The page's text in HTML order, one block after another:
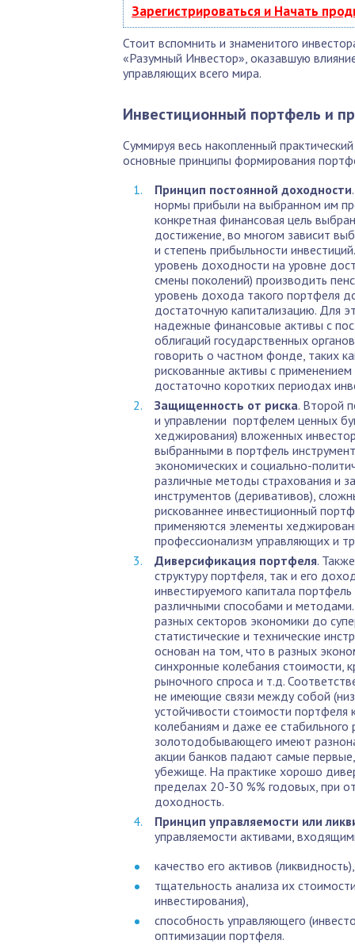
Зарегистрироваться и Начать
Стоит вспомнить и знаменитого
«Разумный Инвестор», оказавшую
управляющих всего мира.
Инвестиционный портфель и
Суммируя весь накопленный
основные принципы формирования
Принцип постоянной доходности
нормы прибыли на выбранном им
конкретная финансовая цель
достижение, во многом зависит
и степень прибыльности
уровень доходности на уровне
смены поколений) производить
уровень дохода такого портфеля
достаточную капитализацию. Для
надежные финансовые активы с
облигаций государственных
говорить о частном фонде, таких
рискованные активы с
достаточно коротких периодах
Защищенность от риска. Второй
и управлении портфелем ценных
хеджирования) вложенных
выбранными в портфель
экономических и социально-
различные методы страхования и
инструментов (деривативов),
рискованнее инвестиционный
применяются элементы
профессионализм управляющих и
Диверсификация портфеля.
структуру портфеля, так и его
инвестируемого капитала
различными способами и
разных секторов экономики до
статистические и технические
основан на том, что в разных
синхронные колебания стоимости,
рыночного спроса и т.д.
не имеющие связи между собой
устойчивости стоимости
колебаниям и даже ее стабильного
золотодобывающего имеют
акции банков падают самые
убежище. На практике хорошо
пределах 20-30 %% годовых, при
доходность.
Принцип управляемости или
управляемости активами,
качество его активов (ликвидность),
тщательность анализа их
инвестирования),
способность управляющего
оптимизации портфеля.